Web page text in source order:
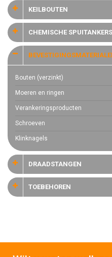
KEILBOUTEN
CHEMISCHE SPUITANKERS
Bouten (verzinkt)
Moeren en ringen
Verankeringsproducten
Schroeven
Klinknagels
DRAADSTANGEN
TOEBEHOREN